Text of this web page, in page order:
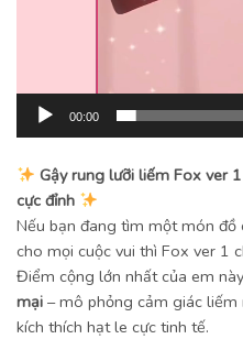
00:00
Gậy rung lưỡi liếm Fox ver
cực đỉnh
Nếu bạn đang tìm một món đồ
cho mọi cuộc vui thì Fox ver 1
Điểm cộng lớn nhất của em
mại – mô phỏng cảm giác
kích thích hạt le cực tinh tế.